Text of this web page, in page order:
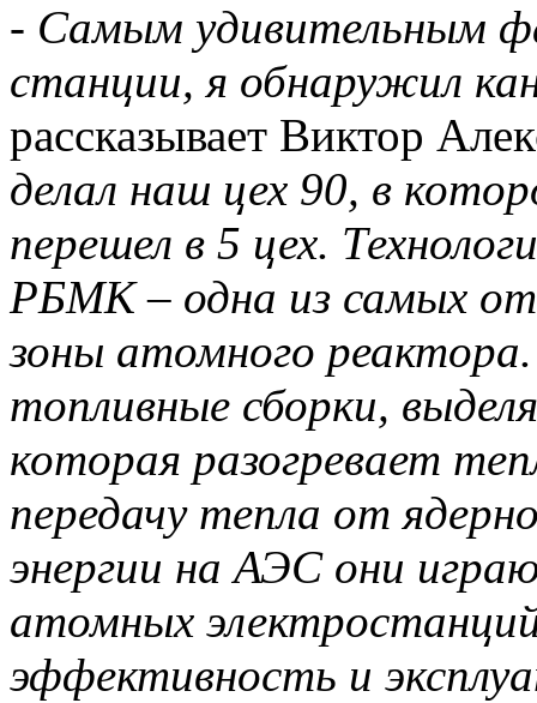
- Самым удивительным
станции, я обнаружил
рассказывает Виктор
делал наш цех 90, в
перешел в 5 цех.
РБМК – одна из самых
зоны атомного
топливные сборки,
которая разогревает
передачу тепла от
энергии на АЭС они
атомных
эффективность и